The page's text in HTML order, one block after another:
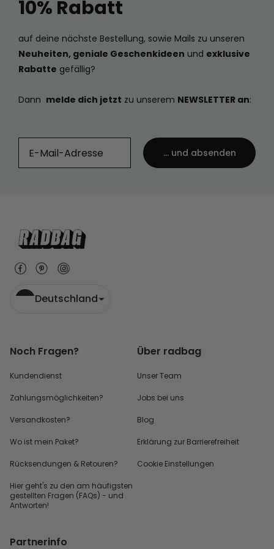
10% Rabatt
auf deine nächste Bestellung, sowie Mails zu unseren
Neuheiten, geniale Geschenkideen und exklusive
Rabatte gefällig?
Dann melde dich jetzt zu unserem NEWSLETTER an:
... und absenden
Deutschland
Noch Fragen?
Kundendienst
Zahlungsmöglichkeiten?
Versandkosten?
Wo ist mein Paket?
Rücksendungen & Retouren?
Hier geht's zu den am häufigsten
gestellten Fragen (FAQs) - und
Antworten!
Über radbag
Unser Team
Jobs bei uns
Blog
Erklärung zur Barrierefreiheit
Cookie Einstellungen
Partnerinfo